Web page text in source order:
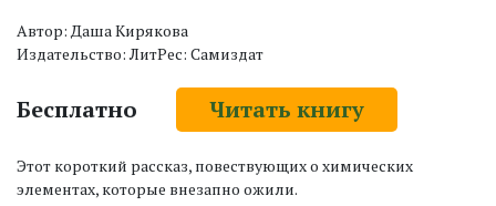
Автор: Даша Кирякова
Издательство: ЛитРес: Самиздат
Бесплатно Читать книгу
Этот короткий рассказ, повествующих о химических
элементах, которые внезапно ожили.